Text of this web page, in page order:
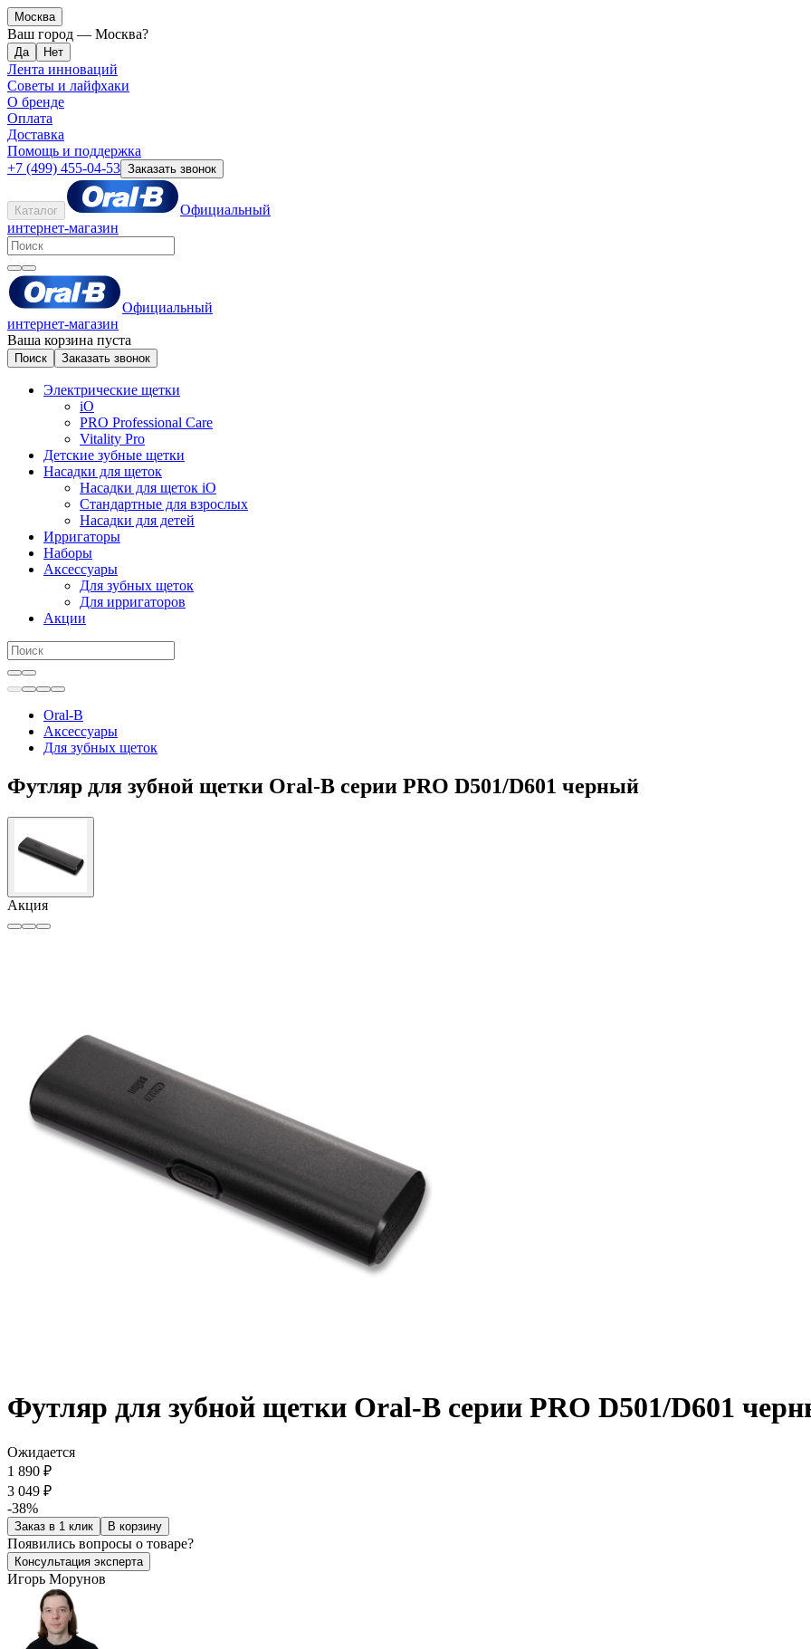
Москва
Ваш город — Москва?
Лента инноваций
Советы и лайфхаки
О бренде
Оплата
Доставка
Помощь и поддержка
+7 (499) 455-04-53 Заказать звонок
Каталог
Официальный
интернет-магазин
Официальный
интернет-магазин
Ваша корзина пуста
Поиск Заказать звонок
Электрические щетки
iO
PRO Professional Care
Vitality Pro
Детские зубные щетки
Насадки для щеток
Насадки для щеток iO
Стандартные для взрослых
Насадки для детей
Ирригаторы
Наборы
Аксессуары
Для зубных щеток
Для ирригаторов
Акции
Oral-B
Аксессуары
Для зубных щеток
Футляр для зубной щетки Oral-B серии PRO D501/D601 черный
Акция
Футляр для зубной щетки Oral-B серии PRO D501/D601
Ожидается
1 890 ₽
3 049 ₽
-38%
Заказ в 1 клик В корзину
Появились вопросы о товаре?
Консультация эксперта
Игорь Морунов